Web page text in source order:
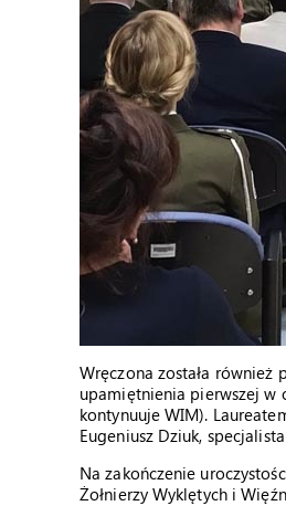
Wręczona została
upamiętnienia pierwszej w
kontynuuje WIM).
Eugeniusz Dziuk,
Na zakończenie
Żołnierzy Wyklętych i